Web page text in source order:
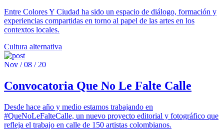
Entre Colores Y Ciudad ha sido un espacio de diálogo, formación y
experiencias compartidas en torno al papel de las artes en los
contextos locales.
Cultura alternativa
Nov / 08 / 20
Convocatoria Que No Le Falte Calle
Desde hace año y medio estamos trabajando en
#QueNoLeFalteCalle, un nuevo proyecto editorial y fotográfico que
refleja el trabajo en calle de 150 artistas colombianos.